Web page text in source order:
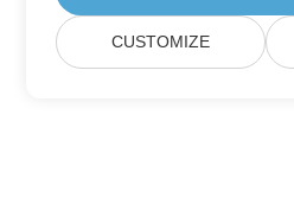
CUSTOMIZE